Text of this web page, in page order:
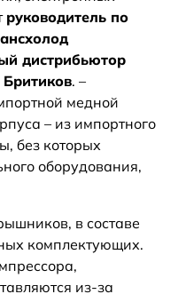
руководитель по
дистрибьютор
. –
медной
– из импортного
без которых
оборудования,
в составе
комплектующих.
из-за